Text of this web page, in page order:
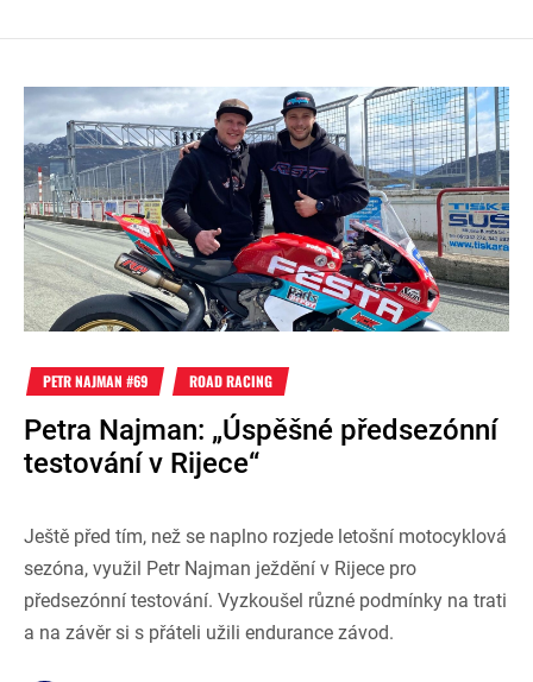
PETR NAJMAN #69 ROAD RACING
Petra Najman: „Úspěšné předsezónní
testování v Rijece“
Ještě před tím, než se naplno rozjede letošní motocyklová
sezóna, využil Petr Najman ježdění v Rijece pro
předsezónní testování. Vyzkoušel různé podmínky na trati
a na závěr si s přáteli užili endurance závod.